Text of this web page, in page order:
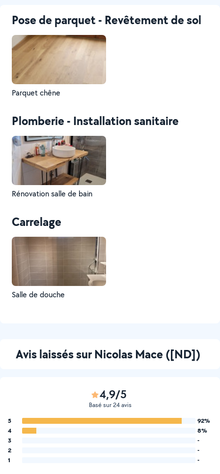
Pose de parquet - Revêtement de sol
Parquet chêne
Plomberie - Installation sanitaire
Rénovation salle de bain
Carrelage
Salle de douche
Avis laissés sur Nicolas Mace ([ND])
4,9/5
Basé sur 24 avis
5
92%
4
8%
3
-
2
-
1
-